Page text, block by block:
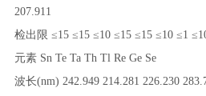
207.911
检出限 ≤15 ≤15 ≤10 ≤15 ≤15 ≤10 ≤1
元素 Sn Te Ta Th Tl Re Ge Se
波长(nm) 242.949 214.281 226.230